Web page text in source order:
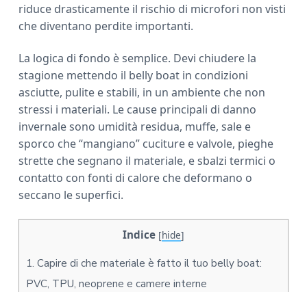
riduce drasticamente il rischio di microfori non visti
che diventano perdite importanti.
La logica di fondo è semplice. Devi chiudere la
stagione mettendo il belly boat in condizioni
asciutte, pulite e stabili, in un ambiente che non
stressi i materiali. Le cause principali di danno
invernale sono umidità residua, muffe, sale e
sporco che “mangiano” cuciture e valvole, pieghe
strette che segnano il materiale, e sbalzi termici o
contatto con fonti di calore che deformano o
seccano le superfici.
Indice [hide]
1. Capire di che materiale è fatto il tuo belly boat:
PVC, TPU, neoprene e camere interne